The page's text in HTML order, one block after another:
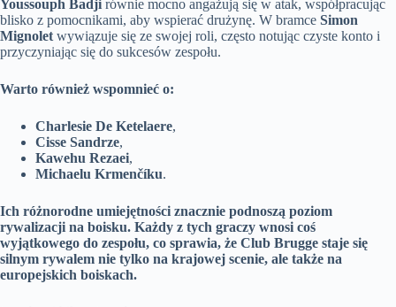
Youssouph Badji równie mocno angażują się w atak, współpracując
blisko z pomocnikami, aby wspierać drużynę. W bramce Simon
Mignolet wywiązuje się ze swojej roli, często notując czyste konto i
przyczyniając się do sukcesów zespołu.
Warto również wspomnieć o:
Charlesie De Ketelaere,
Cisse Sandrze,
Kawehu Rezaei,
Michaelu Krmenčíku.
Ich różnorodne umiejętności znacznie podnoszą poziom
rywalizacji na boisku. Każdy z tych graczy wnosi coś
wyjątkowego do zespołu, co sprawia, że Club Brugge staje się
silnym rywalem nie tylko na krajowej scenie, ale także na
europejskich boiskach.